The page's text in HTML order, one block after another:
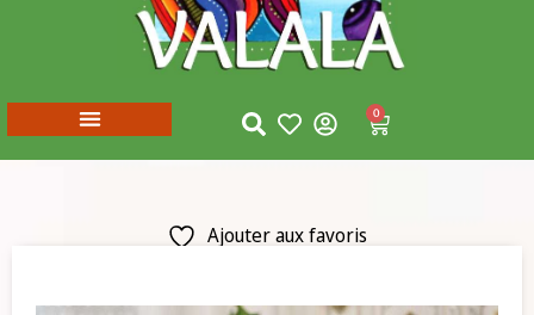
0
Ajouter aux favoris